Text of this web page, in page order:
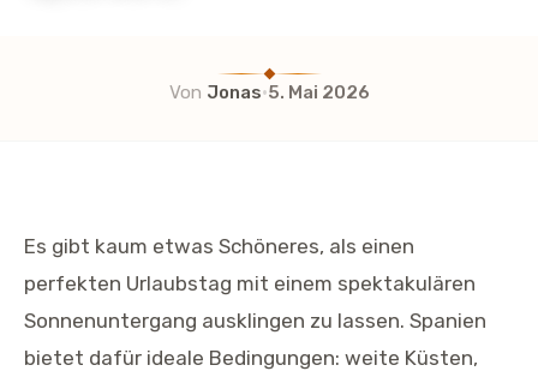
Von Jonas·5. Mai 2026
Es gibt kaum etwas Schöneres, als einen
perfekten Urlaubstag mit einem spektakulären
Sonnenuntergang ausklingen zu lassen. Spanien
bietet dafür ideale Bedingungen: weite Küsten,